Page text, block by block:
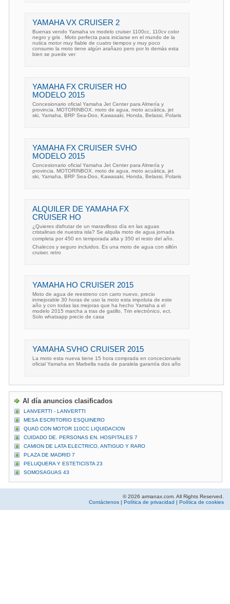
YAMAHA VX CRUISER 2
Buenas vendo Yamaha vx modelo cruiser 1100cc, 110cv color
negro y gris . Moto perfecta para iniciarse en el mundo de la
nutica motor muy fiable de cuatro tiempos y muy poco
consumo la moto tiene algún arañazo pero por lo demás esta
bien se puede ver
YAMAHA FX CRUISER HO
MODELO 2015
Concesionario oficial Yamaha Jet Center para Almería y
provincia. MOTORINBOX. moto de agua, moto acuática, jet
ski, Yamaha, BRP Sea-Doo, Kawasaki, Honda, Belassi, Polaris
YAMAHA FX CRUISER SVHO
MODELO 2015
Concesionario oficial Yamaha Jet Center para Almería y
provincia. MOTORINBOX. moto de agua, moto acuática, jet
ski, Yamaha, BRP Sea-Doo, Kawasaki, Honda, Belassi, Polaris
ALQUILER DE YAMAHA FX
CRUISER HO
¿Quieres disfrutar de un maravilloso día en las aguas
cristalinas de nuestra isla? Se alquila moto de agua jornada
completa por 450 en temporada alta y 350 el resto del año.
Chalecos y seguro incluidos. Es una moto de agua con sillón
cruiser, retro
YAMAHA HO CRUISER 2015
Moto de agua de reestreno con carro nuevo, precio
inmejorable 30 horas de uso la moto esta impoluta de este
año y con todas las mejoras que ha hecho Yamaha a el
modelo 2015 marcha a tras de gatillo, Trin electrónico, ect.
Solo whatsapp precio de casa
YAMAHA SVHO CRUISER 2015
La moto esta nueva tiene 15 hora comprada en concecionario
oficial Yamaha en Marbella nada de paralela garantía dos año
Al día anuncios clasificados
LANVERTTI - LANVERTTI
MESA ESCRITORIO ESQUINERO
QUAD CON MOTOR 110CC LIQUIDACION
CUIDADO DE. PERSONAS EN. HOSPITALES 7
CAMION DE LATA ELECTRICO, ANTIGUO Y RARO
PLAZA DE MADRID 7
PELUQUERA Y ESTETICISTA 23
SOMOSAGUAS 43
© 2026 armanax.com. All Rights Reserved.
Contáctenos | Política de privacidad | Política de cookies